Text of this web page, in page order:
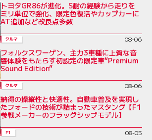
トヨタGR86が進化。S耐の経験から走りを
ミリ単位で強化、限定色復活やカップカーに
AT追加など改良点多数
クルマ 08-06
フォルクスワーゲン、主力3車種に上質な音
響体験をもたらす初設定の限定車“Premium
Sound Edition”
クルマ 08-06
納得の操縦性と快適性。自動車普及を実現し
たフォードの技術が詰まったマスタング【F1
参戦メーカーのフラッグシップモデル】
F1 08-05